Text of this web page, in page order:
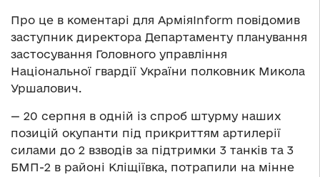
Про це в коментарі для АрміяInform повідомив
заступник директора Департаменту планування
застосування Головного управління
Національної гвардії України полковник Микола
Уршалович.
— 20 серпня в одній із спроб штурму наших
позицій окупанти під прикриттям артилерії
силами до 2 взводів за підтримки 3 танків та 3
БМП-2 в районі Кліщіївка, потрапили на мінне